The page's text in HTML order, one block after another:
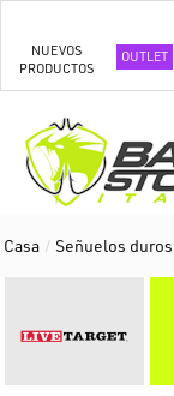
NUEVOS
PRODUCTOS
OUTLET
Casa / Señuelos duros